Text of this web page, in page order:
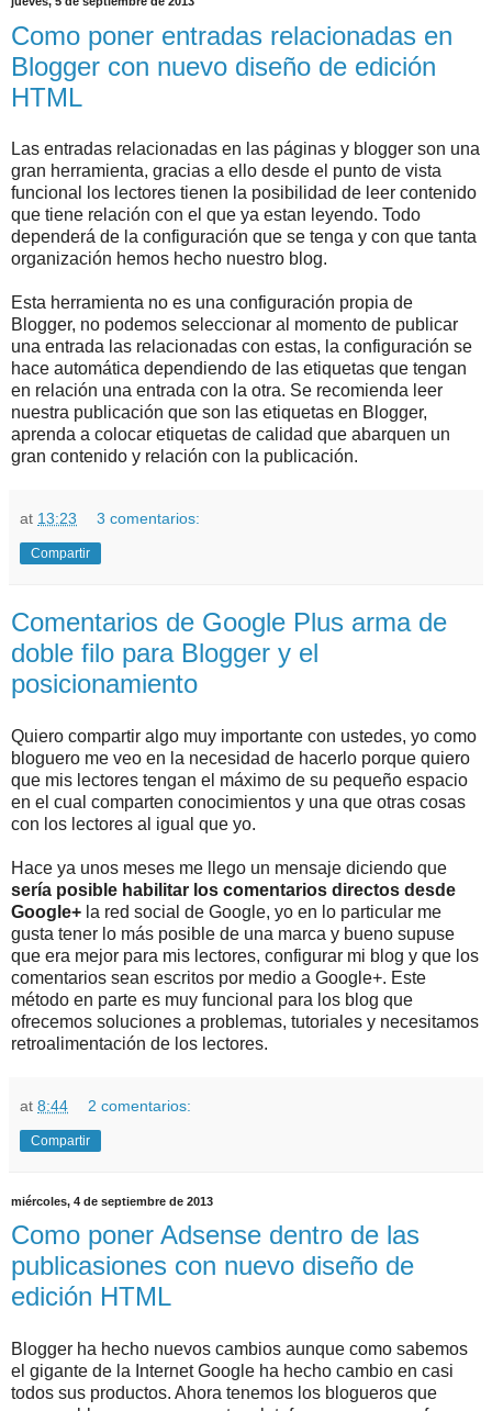
Como poner entradas relacionadas en
Blogger con nuevo diseño de edición
HTML
Las entradas relacionadas en las páginas y blogger son una
gran herramienta, gracias a ello desde el punto de vista
funcional los lectores tienen la posibilidad de leer contenido
que tiene relación con el que ya estan leyendo. Todo
dependerá de la configuración que se tenga y con que tanta
organización hemos hecho nuestro blog.
Esta herramienta no es una configuración propia de
Blogger, no podemos seleccionar al momento de publicar
una entrada las relacionadas con estas, la configuración se
hace automática dependiendo de las etiquetas que tengan
en relación una entrada con la otra. Se recomienda leer
nuestra publicación que son las etiquetas en Blogger,
aprenda a colocar etiquetas de calidad que abarquen un
gran contenido y relación con la publicación.
at 13:23 3 comentarios:
Compartir
Comentarios de Google Plus arma de
doble filo para Blogger y el
posicionamiento
Quiero compartir algo muy importante con ustedes, yo como
bloguero me veo en la necesidad de hacerlo porque quiero
que mis lectores tengan el máximo de su pequeño espacio
en el cual comparten conocimientos y una que otras cosas
con los lectores al igual que yo.
Hace ya unos meses me llego un mensaje diciendo que
sería posible habilitar los comentarios directos desde
Google+ la red social de Google, yo en lo particular me
gusta tener lo más posible de una marca y bueno supuse
que era mejor para mis lectores, configurar mi blog y que los
comentarios sean escritos por medio a Google+. Este
método en parte es muy funcional para los blog que
ofrecemos soluciones a problemas, tutoriales y necesitamos
retroalimentación de los lectores.
at 8:44 2 comentarios:
Compartir
miércoles, 4 de septiembre de 2013
Como poner Adsense dentro de las
publicasiones con nuevo diseño de
edición HTML
Blogger ha hecho nuevos cambios aunque como sabemos
el gigante de la Internet Google ha hecho cambio en casi
todos sus productos. Ahora tenemos los blogueros que